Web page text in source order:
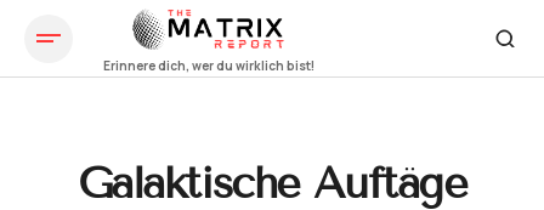
Galaktische Auftäge